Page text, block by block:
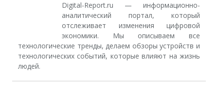
Digital-Report.ru — информационно-
аналитический портал, который
отслеживает изменения цифровой
экономики. Мы описываем все
технологические тренды, делаем обзоры устройств и
технологических событий, которые влияют на жизнь
людей.